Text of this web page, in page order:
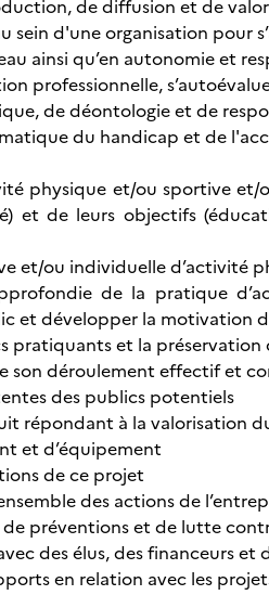
de diffusion et de
sein d'une organisation pour
ainsi qu’en autonomie et
professionnelle,
de déontologie et de
du handicap et de
physique et/ou sportive
et de leurs objectifs
et/ou individuelle d’activité
de la pratique
et développer la motivation
pratiquants et la
son déroulement effectif et
des publics potentiels
répondant à la valorisation
et d’équipement
de ce projet
des actions de
préventions et de lutte
des élus, des financeurs et
en relation avec les